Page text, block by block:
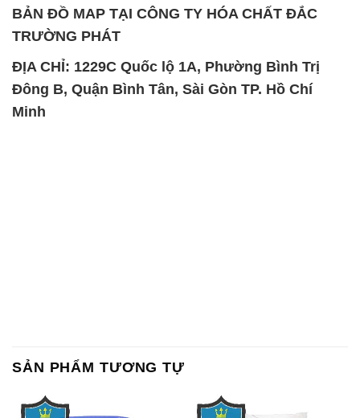
BẢN ĐỒ MAP TẠI CÔNG TY HÓA CHẤT ĐẮC
TRƯỜNG PHÁT
ĐỊA CHỈ: 1229C Quốc lộ 1A, Phường Bình Trị
Đông B, Quận Bình Tân, Sài Gòn TP. Hồ Chí
Minh
SẢN PHẨM TƯƠNG TỰ